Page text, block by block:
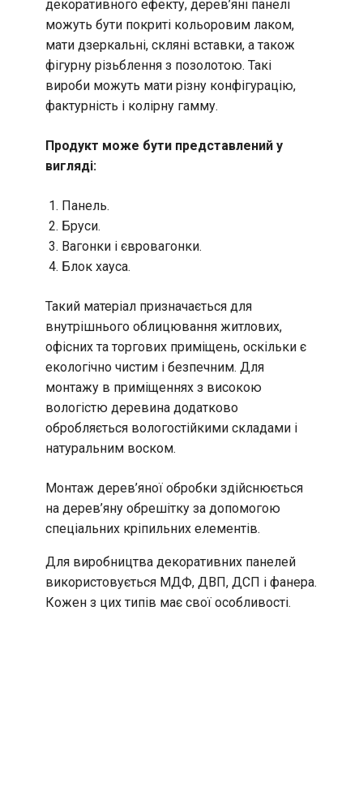
декоративного ефекту, дерев’яні панелі
можуть бути покриті кольоровим лаком,
мати дзеркальні, скляні вставки, а також
фігурну різьблення з позолотою. Такі
вироби можуть мати різну конфігурацію,
фактурність і колірну гамму.
Продукт може бути представлений у
вигляді:
Панель.
Бруси.
Вагонки і євровагонки.
Блок хауса.
Такий матеріал призначається для
внутрішнього облицювання житлових,
офісних та торгових приміщень, оскільки є
екологічно чистим і безпечним. Для
монтажу в приміщеннях з високою
вологістю деревина додатково
обробляється вологостійкими складами і
натуральним воском.
Монтаж дерев’яної обробки здійснюється
на дерев’яну обрешітку за допомогою
спеціальних кріпильних елементів.
Для виробництва декоративних панелей
використовується МДФ, ДВП, ДСП і фанера.
Кожен з цих типів має свої особливості.